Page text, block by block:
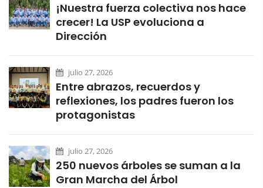
¡Nuestra fuerza colectiva nos hace
crecer! La USP evoluciona a
Dirección
julio 27, 2026
Entre abrazos, recuerdos y
reflexiones, los padres fueron los
protagonistas
julio 27, 2026
250 nuevos árboles se suman a la
Gran Marcha del Árbol